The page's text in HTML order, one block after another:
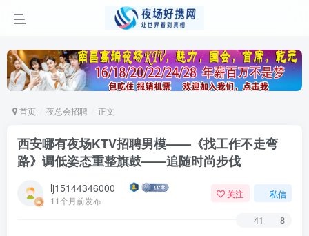
首页 夜总会招聘 正文
西安哪有夜场KTV招聘男模——《找工作不走弯
路》调低姿态重整旗鼓——追随时尚步伐
lj15144346000
11个月前发布
关注 私信
41 8